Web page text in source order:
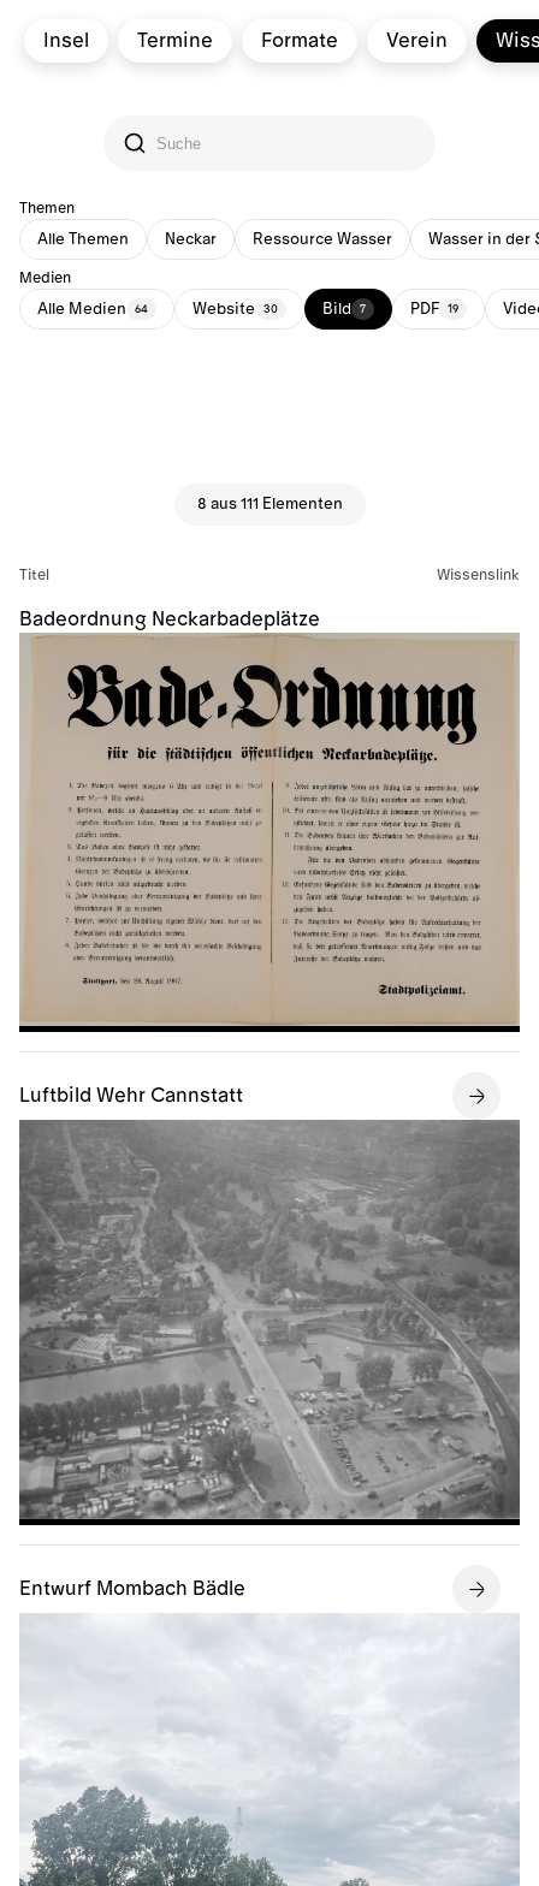
Insel Termine Formate Verein
Themen
Alle Themen Neckar Ressource Wasser Wasser in der
Medien
Alle Medien 64 Website 30 Bild 7 PDF 19
8 aus 111 Elementen
Titel Wissenslink
Badeordnung Neckarbadeplätze
Luftbild Wehr Cannstatt
Entwurf Mombach Bädle